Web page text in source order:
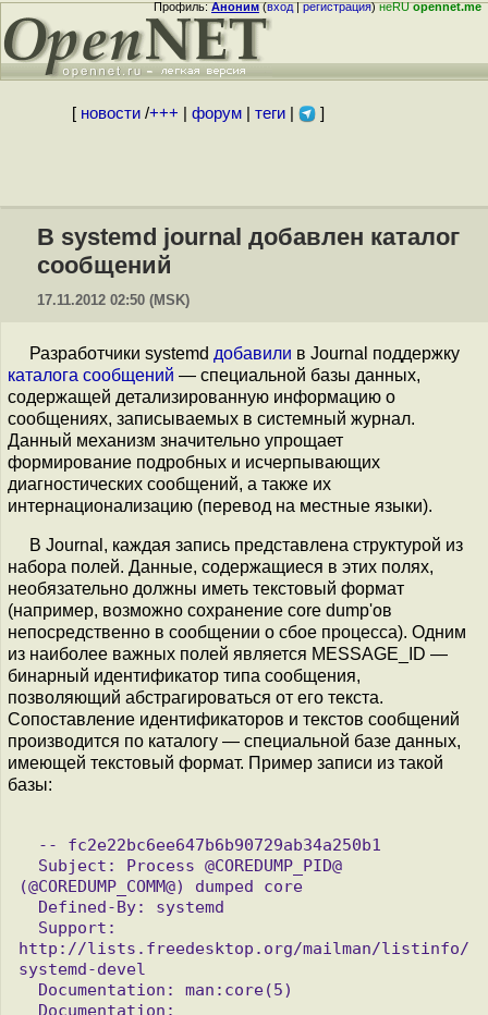
Профиль:Аноним(вход|регистрация)неRUopennet.me
[ новости/+++ форум| теги| ]
В systemd journal добавлен каталог
сообщений
17.11.2012 02:50 (MSK)
Разработчики systemd добавили в Journal поддержку
каталога сообщений — специальной базы данных,
содержащей детализированную информацию о
сообщениях, записываемых в системный журнал.
Данный механизм значительно упрощает
формирование подробных и исчерпывающих
диагностических сообщений, а также их
интернационализацию (перевод на местные языки).
В Journal, каждая запись представлена структурой из
набора полей. Данные, содержащиеся в этих полях,
необязательно должны иметь текстовый формат
(например, возможно сохранение core dump'ов
непосредственно в сообщении о сбое процесса). Одним
из наиболее важных полей является MESSAGE_ID —
бинарный идентификатор типа сообщения,
позволяющий абстрагироваться от его текста.
Сопоставление идентификаторов и текстов сообщений
производится по каталогу — специальной базе данных,
имеющей текстовый формат. Пример записи из такой
базы:
(@COREDUMP_COMM@) dumped core
http://lists.freedesktop.org/mailman/listinfo/
systemd-devel